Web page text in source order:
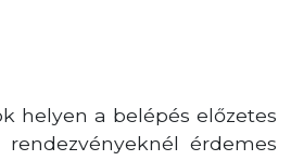
helyen a belépés előzetes
érdemes